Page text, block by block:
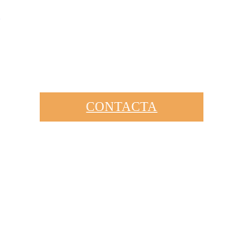
CONTACTA